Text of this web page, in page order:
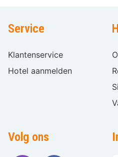
Service
Klantenservice
Hotel aanmelden
Volg ons